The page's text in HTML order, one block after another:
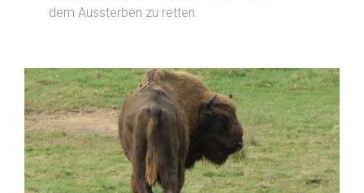
dem Aussterben zu retten.